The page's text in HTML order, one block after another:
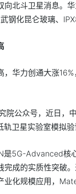
向北斗卫星消息。
钢化昆仑玻璃、
，华力创通大涨
院公众号，近日，
卫星实验室模拟验
是5G-Advanced核
成的实质性突破
化规模应用，